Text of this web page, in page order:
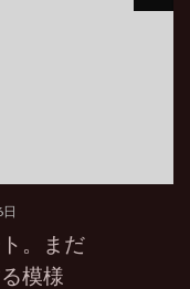
。まだ
模様